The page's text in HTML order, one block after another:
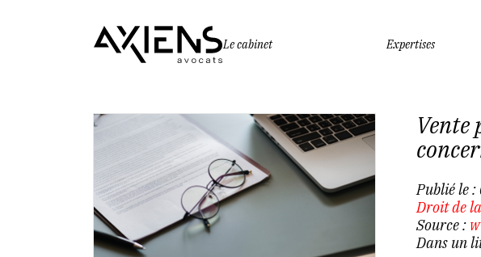
Le cabinet
Expertises
Vente
Publié le :
Droit de
Source :
Dans un